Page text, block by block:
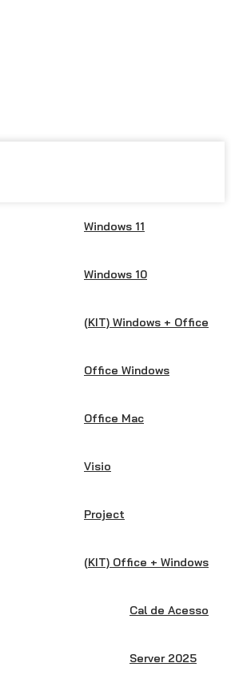
Windows 11
Windows 10
(KIT) Windows + Office
Office Windows
Office Mac
Visio
Project
(KIT) Office + Windows
Cal de Acesso
Server 2025